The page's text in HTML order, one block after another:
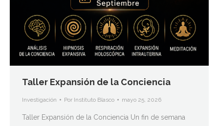
Taller Expansión de la Conciencia
Investigación Por Instituto Blasco mayo 25, 2026
Taller Expansión de la Conciencia Un fin de semana